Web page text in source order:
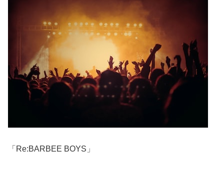
「Re:BARBEE BOYS」